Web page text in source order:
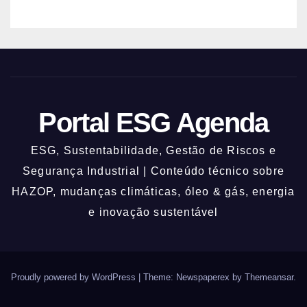
Portal ESG Agenda
ESG, Sustentabilidade, Gestão de Riscos e
Segurança Industrial | Conteúdo técnico sobre
HAZOP, mudanças climáticas, óleo & gás, energia
e inovação sustentável
Proudly powered by WordPress Theme: Newspaperex by Themeansar.